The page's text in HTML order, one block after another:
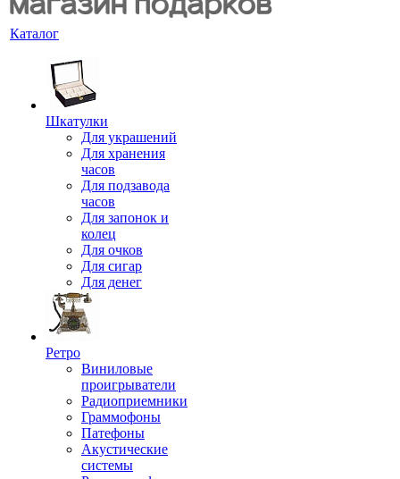
Каталог
Шкатулки
Для украшений
Для хранения
часов
Для подзавода
часов
Для запонок и
колец
Для очков
Для сигар
Для денег
Ретро
Виниловые
проигрыватели
Радиоприемники
Граммофоны
Патефоны
Акустические
системы